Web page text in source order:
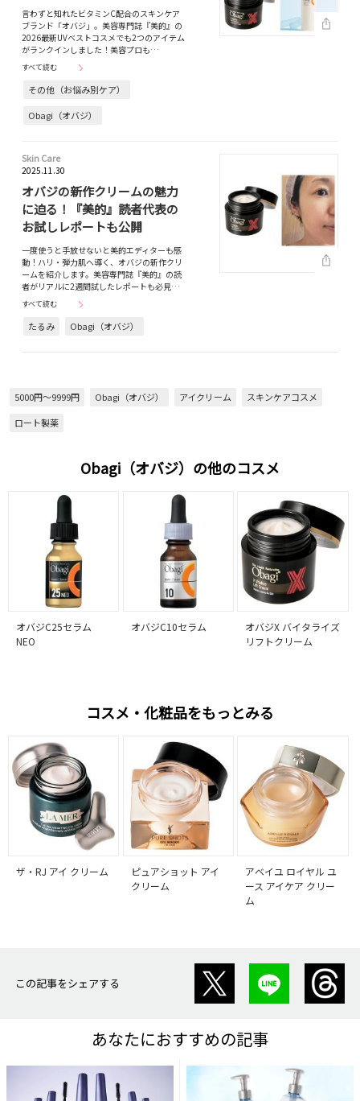
言わずと知れたビタミンC配合のスキンケア
ブランド「オバジ」。美容専門誌『美的』の
2026最新UVベストコスメでも2つのアイテム
がランクインしました！美容プロも…
すべて読む
その他（お悩み別ケア）
Obagi（オバジ）
Skin Care
2025.11.30
オバジの新作クリームの魅力
に迫る！『美的』読者代表の
お試しレポートも公開
一度使うと手放せないと美的エディターも感
動！ハリ・弾力肌へ導く、オバジの新作クリ
ームを紹介します。美容専門誌『美的』の読
者がリアルに2週間試したレポートも必見…
すべて読む
たるみ Obagi（オバジ）
5000円～9999円 Obagi（オバジ） アイクリーム
スキンケアコスメ
ロート製薬
Obagi（オバジ）の他のコスメ
オバジC25セラム
NEO
オバジC10セラム
オバジX バイタライズ
リフトクリーム
コスメ・化粧品をもっとみる
ザ・RJ アイ クリーム
ピュアショット アイ
クリーム
アベイユ ロイヤル ユ
ース アイケア クリー
ム
この記事をシェアする
あなたにおすすめの記事